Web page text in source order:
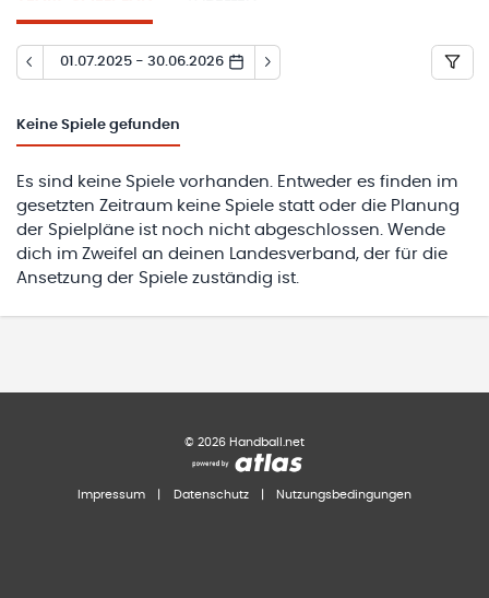
01.07.2025 - 30.06.2026
Keine Spiele gefunden
Es sind keine Spiele vorhanden. Entweder es finden im
gesetzten Zeitraum keine Spiele statt oder die Planung
der Spielpläne ist noch nicht abgeschlossen. Wende
dich im Zweifel an deinen Landesverband, der für die
Ansetzung der Spiele zuständig ist.
© 2026 Handball.net
Impressum Datenschutz Nutzungsbedingungen